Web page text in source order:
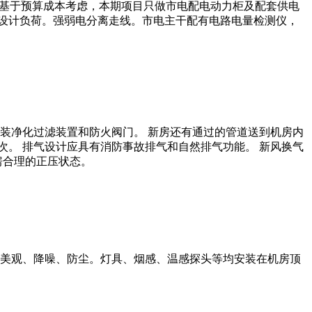
于预算成本考虑，本期项目只做市电配电动力柜及配套供电
负荷。强弱电分离走线。市电主干配有电路电量检测仪，
净化过滤装置和防火阀门。 新房还有通过的管道送到机房内
排气设计应具有消防事故排气和自然排气功能。 新风换气
理的正压状态。
观、降噪、防尘。灯具、烟感、温感探头等均安装在机房顶